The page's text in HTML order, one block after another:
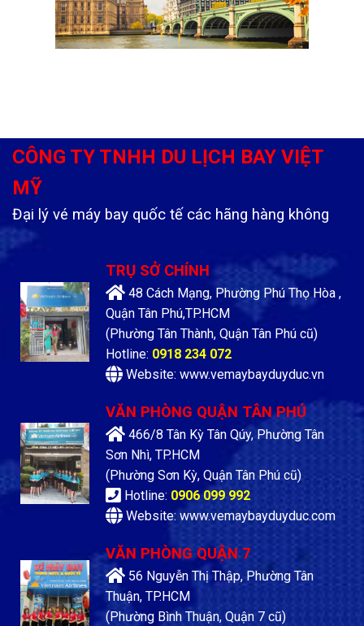
CÔNG TY TNHH DU LỊCH BAY VIỆT
MỸ
Đại lý vé máy bay quốc tế các hãng hàng không
TRỤ SỞ CHÍNH
48 Cách Mạng, Phường Phú Thọ Hòa ,
Quận Tân Phú,TP.HCM
(Phường Tân Thành, Quận Tân Phú cũ)
Hotline: 0918 234 072
Website: www.vemaybayduyduc.vn
VĂN PHÒNG QUẬN TÂN PHÚ
466/8 Tân Kỳ Tân Qúy, Phường Tân
Sơn Nhì, TP.HCM
(Phường Sơn Kỳ, Quận Tân Phú cũ)
Hotline: 0906 099 992
Website: www.vemaybayduyduc.com
VĂN PHÒNG QUẬN 7
56 Nguyễn Thị Thập, Phường Tân
Thuận, TP.HCM
(Phường Bình Thuận, Quận 7 cũ)